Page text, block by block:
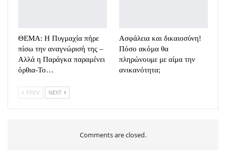
ΘΕΜΑ: Η Πυγμαχία πήρε
πίσω την αναγνώρισή της –
Αλλά η Παράγκα παραμένει
όρθια-Το…
Ασφάλεια και δικαιοσύνη!
Πόσο ακόμα θα
πληρώνουμε με αίμα την
ανικανότητα;
PREV NEXT
Comments are closed.